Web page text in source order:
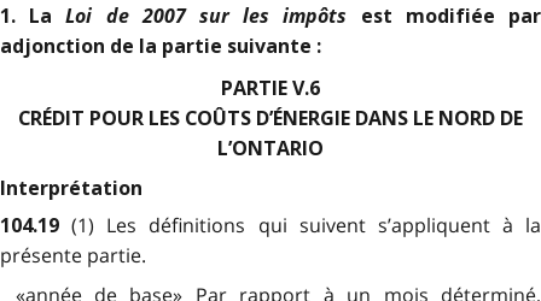
1. LaLoi de 2007 sur les impôts est modifiée par
adjonction de la partie suivante :
PARTIE V.6
CRÉDIT POUR LES COÛTS D’ÉNERGIE DANS LE NORD DE
L’ONTARIO
Interprétation
104.19(1) Les définitions qui suivent s’appliquent à la
présente partie.
«année de base» Par rapport à un mois déterminé,